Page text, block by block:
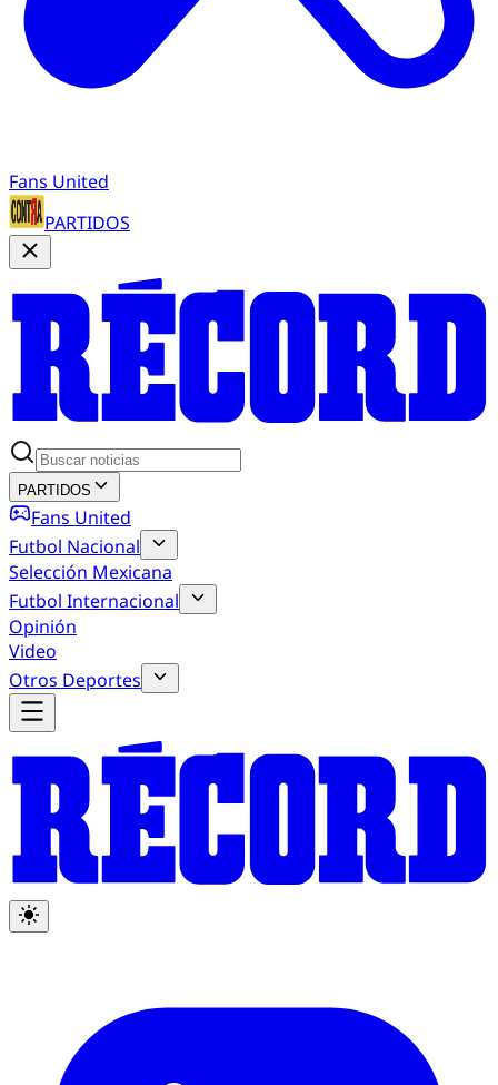
Fans United
PARTIDOS
PARTIDOS
Fans United
Futbol Nacional
Selección Mexicana
Futbol Internacional
Opinión
Video
Otros Deportes